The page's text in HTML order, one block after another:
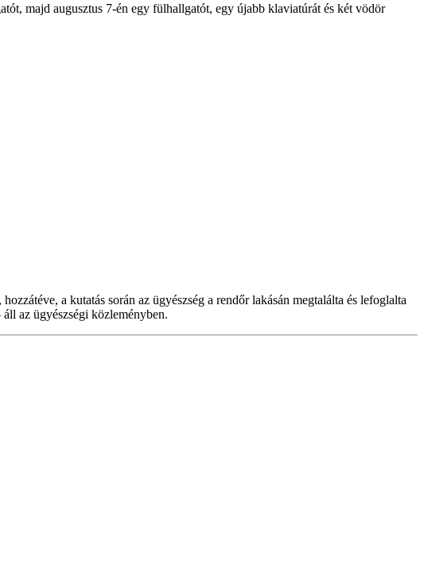
majd augusztus 7-én egy fülhallgatót, egy újabb klaviatúrát és két vödör
a kutatás során az ügyészség a rendőr lakásán megtalálta és lefoglalta
az ügyészségi közleményben.